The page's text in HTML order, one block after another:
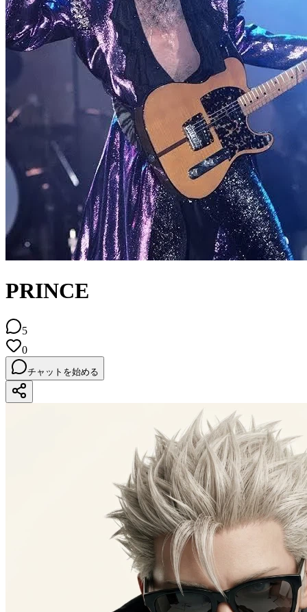
PRINCE
5
0
チャットを始める